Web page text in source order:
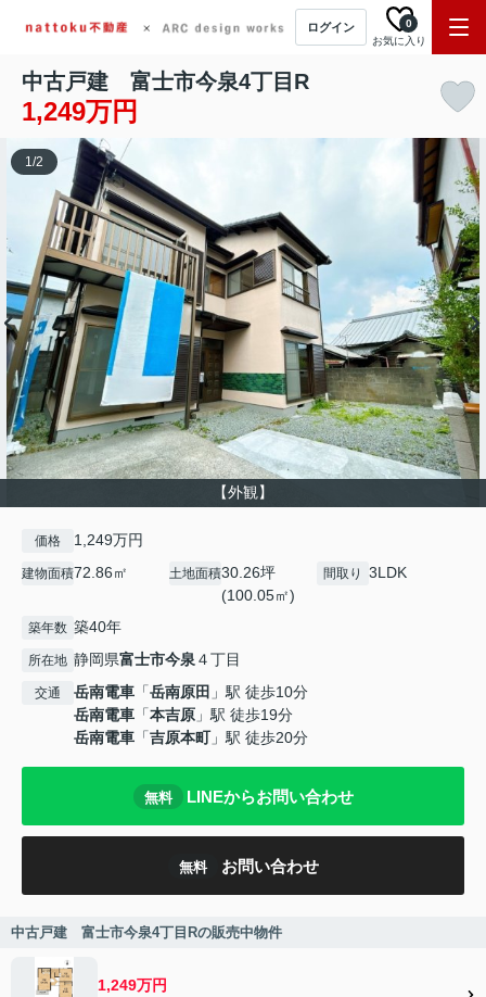
ログイン
お気に入り
0
中古戸建 富士市今泉4丁目R
1,249万円
【外観】
1/2
価格 1,249万円
建物面積72.86㎡ 土地面積30.26坪
(100.05㎡)
間取り 3LDK
築年数 築40年
所在地 静岡県富士市今泉４丁目
交通 岳南電車 「岳南原田 」駅 徒歩10分
岳南電車 「本吉原 」駅 徒歩19分
岳南電車 「吉原本町」駅 徒歩20分
無料 LINEからお問い合わせ
無料 お問い合わせ
中古戸建 富士市今泉4丁目Rの販売中物件
1,249万円